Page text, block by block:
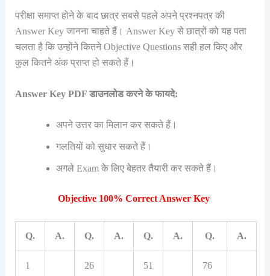
परीक्षा समाप्त होने के बाद छात्र सबसे पहले अपने प्रश्नपत्र की
Answer Key जानना चाहते हैं। Answer Key से छात्रों को यह पता
चलता है कि उन्होंने कितने Objective Questions सही हल किए और
कुल कितने अंक प्राप्त हो सकते हैं।
Answer Key PDF डाउनलोड करने के फायदे:
अपने उत्तर का मिलान कर सकते हैं।
गलतियों को सुधार सकते हैं।
अगले Exam के लिए बेहतर तैयारी कर सकते हैं।
Objective 100% Correct Answer Key
Q. A. Q. A. Q. A. Q. A.
1 26 51 76